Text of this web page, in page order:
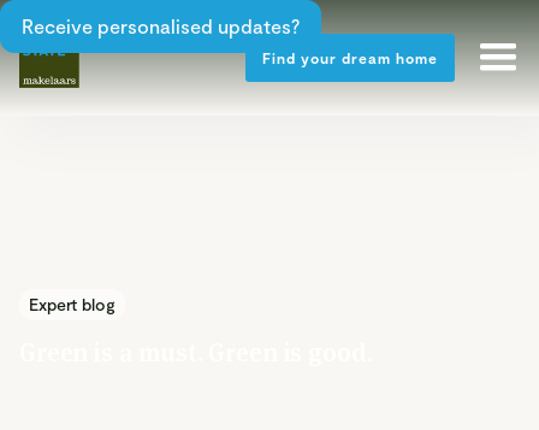
Find your dream home
Receive personalised updates?
Expert blog